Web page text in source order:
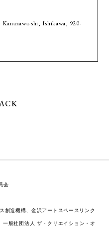
shi, Ishikawa, 920-
会
創造機構、金沢アートスペースリンク
一般社団法人 ザ・クリエイション・オ